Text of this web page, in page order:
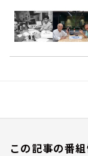
この記事の番